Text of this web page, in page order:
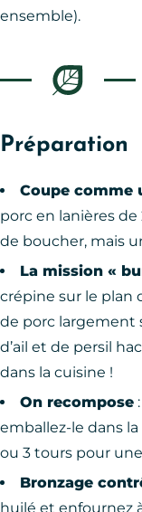
ensemble).
Préparation
Coupe comme
porc en lanières
de boucher, mais
La mission «
crépine sur le plan
de porc largement
d’ail et de persil
dans la cuisine !
On recompose
emballez-le dans la
ou 3 tours pour
Bronzage
huilé et enfournez à